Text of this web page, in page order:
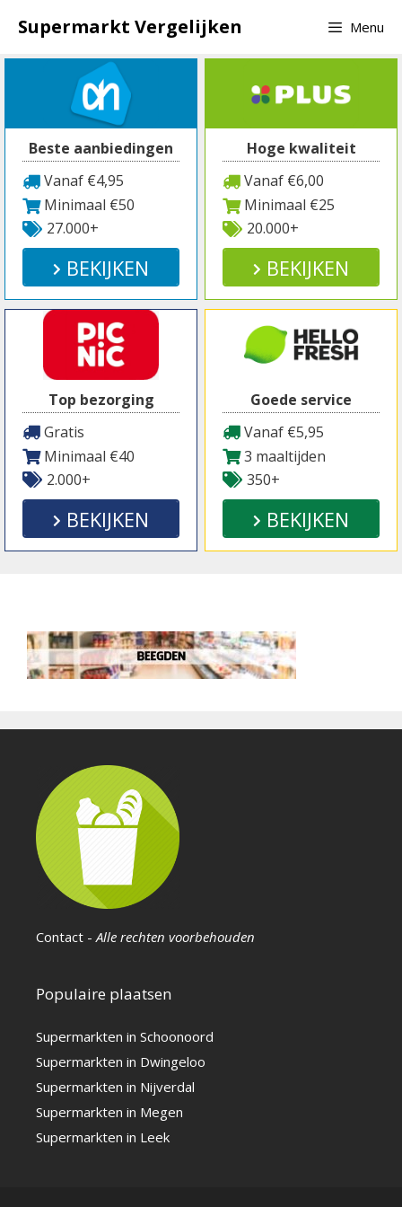
naar
inhoud
Supermarkt Vergelijken Menu
Beste aanbiedingen
Vanaf €4,95
Minimaal €50
27.000+
BEKIJKEN
Hoge kwaliteit
Vanaf €6,00
Minimaal €25
20.000+
BEKIJKEN
Top bezorging
Gratis
Minimaal €40
2.000+
BEKIJKEN
Goede service
Vanaf €5,95
3 maaltijden
350+
BEKIJKEN
Contact - Alle rechten voorbehouden
Populaire plaatsen
Supermarkten in Schoonoord
Supermarkten in Dwingeloo
Supermarkten in Nijverdal
Supermarkten in Megen
Supermarkten in Leek